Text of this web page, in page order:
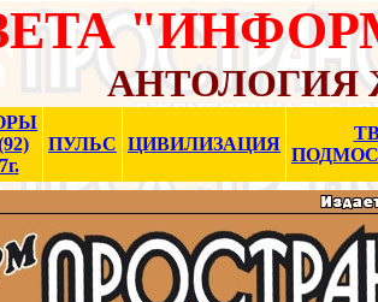
АНТОЛОГИЯ
ПУЛЬС ЦИВИЛИЗАЦИЯ